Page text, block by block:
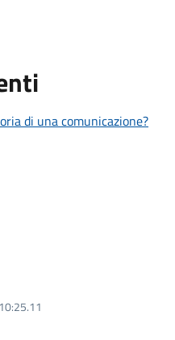
di una comunicazione?